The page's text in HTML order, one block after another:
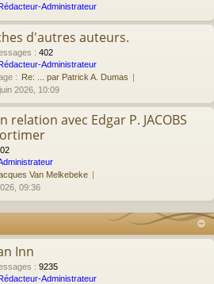
Administrateur
d'autres auteurs.
: 402
Administrateur
: Re: ... par Patrick A. Dumas
juin 2026, 10:09
relation avec Edgar P. JACOBS
Van Melkebeke
09:36
Inn
: 9235
Administrateur